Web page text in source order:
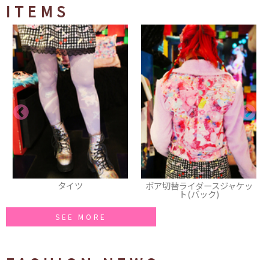
ITEMS
タイツ ボア切替ライダースジャケッ
ト(バック)
SEE MORE